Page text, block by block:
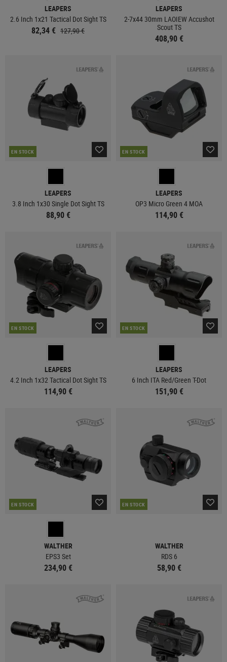
LEAPERS
2.6 Inch 1x21 Tactical Dot Sight TS
82,34 € 127,90 €
LEAPERS
2-7x44 30mm LAOIEW Accushot
Scout TS
408,90 €
EN STOCK
LEAPERS
3.8 Inch 1x30 Single Dot Sight TS
88,90 €
EN STOCK
LEAPERS
OP3 Micro Green 4 MOA
114,90 €
EN STOCK
LEAPERS
4.2 Inch 1x32 Tactical Dot Sight TS
114,90 €
EN STOCK
LEAPERS
6 Inch ITA Red/Green T-Dot
151,90 €
EN STOCK
WALTHER
EPS3 Set
234,90 €
EN STOCK
WALTHER
RDS 6
58,90 €